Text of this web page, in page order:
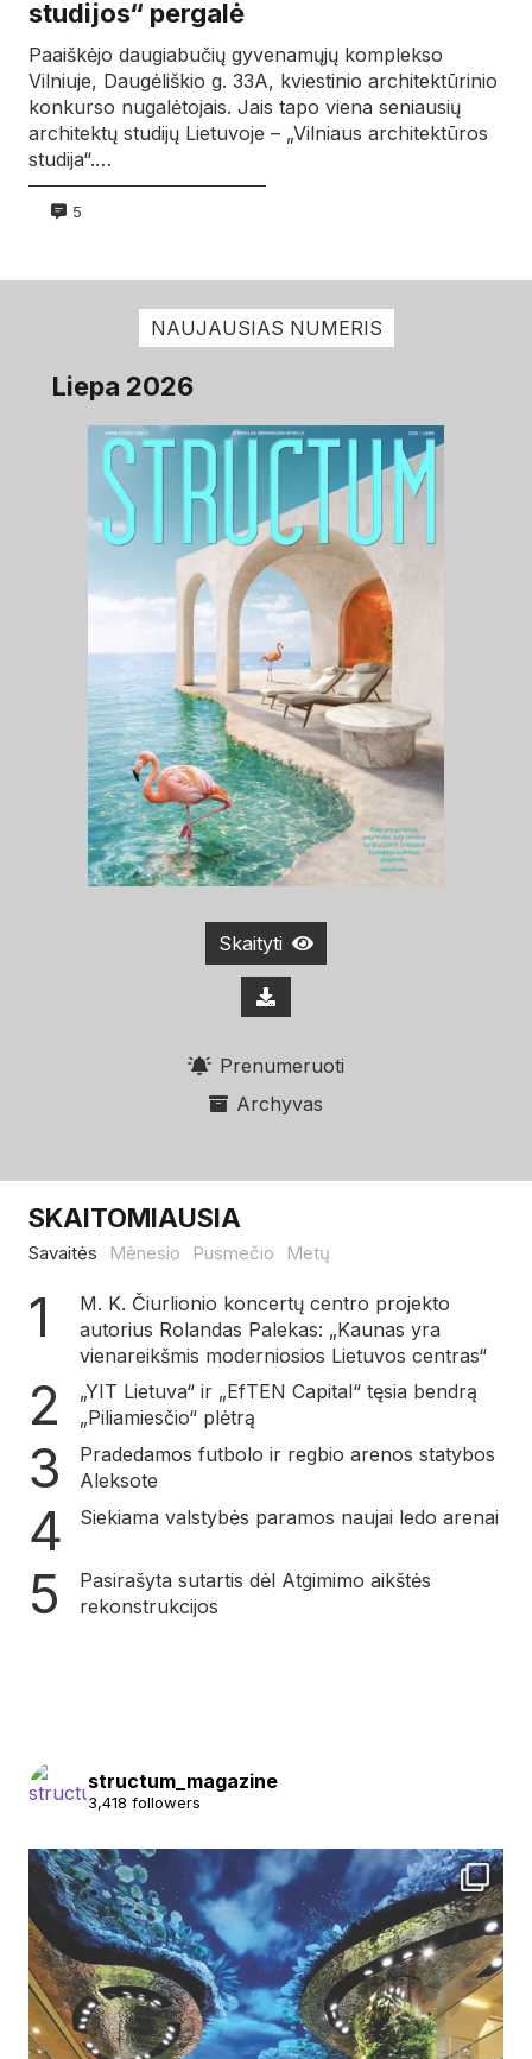
studijos“ pergalė
Paaiškėjo daugiabučių gyvenamųjų komplekso
Vilniuje, Daugėliškio g. 33A, kviestinio architektūrinio
konkurso nugalėtojais. Jais tapo viena seniausių
architektų studijų Lietuvoje – „Vilniaus architektūros
studija“.…
5
NAUJAUSIAS NUMERIS
Liepa 2026
Skaityti
Prenumeruoti
Archyvas
SKAITOMIAUSIA
Savaitės Mėnesio Pusmečio Metų
M. K. Čiurlionio koncertų centro projekto
autorius Rolandas Palekas: „Kaunas yra
vienareikšmis moderniosios Lietuvos centras“
„YIT Lietuva“ ir „EfTEN Capital“ tęsia bendrą
„Piliamiesčio“ plėtrą
Pradedamos futbolo ir regbio arenos statybos
Aleksote
Siekiama valstybės paramos naujai ledo arenai
Pasirašyta sutartis dėl Atgimimo aikštės
rekonstrukcijos
structum_magazine
3,418 followers